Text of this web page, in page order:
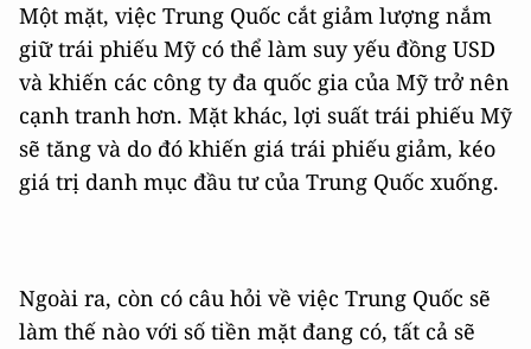
Một mặt, việc Trung Quốc cắt giảm lượng nắm
giữ trái phiếu Mỹ có thể làm suy yếu đồng USD
và khiến các công ty đa quốc gia của Mỹ trở nên
cạnh tranh hơn. Mặt khác, lợi suất trái phiếu Mỹ
sẽ tăng và do đó khiến giá trái phiếu giảm, kéo
giá trị danh mục đầu tư của Trung Quốc xuống.
Ngoài ra, còn có câu hỏi về việc Trung Quốc sẽ
làm thế nào với số tiền mặt đang có, tất cả sẽ